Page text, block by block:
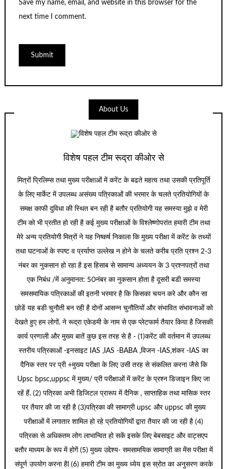
Save my name, email, and website in this browser for the
next time I comment.
About Us
विशेष पहल टीम रूद्रा कीओर से
मित्रों प्रिलिम्स तथा मुख्य परीक्षाओं में करेंट के बढते महत्व तथा उसकी प्रतिपूर्ति
के लिए मार्केट में उपलब्ध असंख्य पत्रिकाओं की भरमार के चलते प्रतियोगियों के
समक्ष काफी दुविधा की स्थित बन रही है बतौर प्रतियोगी यह समस्या मुझे व मेरी
टीम को भी प्रतीत हो रही है कई मुख्य परीक्षाओं के विश्लेष्णोपरांत हमारी टीम तथा
मेरे अन्य प्रतियोगी मित्रों ने यह निष्कर्ष निकाला कि मुख्य परीक्षा में करेंट के तथ्यों
तथा घटनाओं के स्पष्ट व प्रर्याप्त उल्लेख न होने के चलते करीब प्रति प्रश्न 2-3
नंबर का नुकसान हो रहा है इस हिसाब से सामान्य अध्ययन के 3 प्रश्नपत्रों तथा
एक निबंध /में अनुमानत: 50नंबर का नुकसान होता है दूसरी बडी समस्या
समसमायिक पत्रिकाओं की इतनी भरमार है कि किसका चयन करे और कौन सा
छोडें यह बडी चुनौती बन रही है दोनों आसन्न चुनौतियों और संभावित संभावनाओं को
देखते हुए हम लोगों. ने रूद्रा एकेडमी के नाम से एक प्लेटफार्म तैयार किया है जिसकी
कार्य प्रणाली और मुख्य बातें कुछ इस तरह से है - (1)करेंट की वर्तमान में उपलब्ध
स्तरीय पत्रिकाओं -इनसाइट IAS ,IAS -BABA ,विजन -IAS,शंकर -IAS का
दैनिक स्तर पर प्री +मुख्य परीक्षा के लिए उसी तरह से संकलित करना जैसे कि
Upsc bpsc,uppsc में मुख्य/ प्री परीक्षाओं में करेंट के प्रश्न डिजाइन किए जा
रहें हैं. (2) पत्रिका अभी डिजिटल प्रारूप में दैनिक , साप्ताहिक तथा मासिक स्तर
पर तैयार की जा रही है (3)पत्रिका की सामाग्री upsc और uppsc की मुख्य
परीक्षाओं में लगातार शामिल हो रहे प्रतियोगियों द्वारा तैयार की जा रही है (4)
पत्रिका से अधिकतम लोग लाभान्वित हो सकें इसके लिए बेबसाइट और वाट्सएप
बतौर माध्यम के रूप में होगें (5) मुख्य उद्देश्य- समसामयिक सामाग्री का मेंस परीक्षा में
संपूर्ण उपयोग करना हैl (6) हमारी टीम का मुख्य ध्येय इस स्रोत का अनुसरण करके